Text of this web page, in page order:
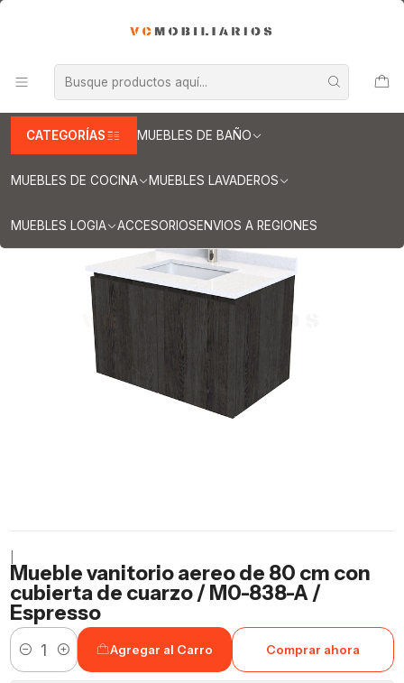
CATEGORÍAS MUEBLES DE BAÑO
MUEBLES DE COCINA MUEBLES LAVADEROS
MUEBLES LOGIA ACCESORIOSENVIOS A REGIONES
Muebles vanitorio aereo - simple
Mueble vanitorios aereo - simple de cuarzo
Muebles vanitorios aereo simple cuarzo / 80 cm
Mueble vanitorio aereo de 80 cm con cubierta de cuarzo / M0-
Mueble vanitorio aereo de 80 cm con
cubierta de cuarzo / M0-838-A /
Espresso
Cantidad
Agregar al Carro Comprar ahora